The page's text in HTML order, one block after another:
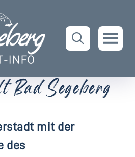
Bad Segeberg
mit der
des